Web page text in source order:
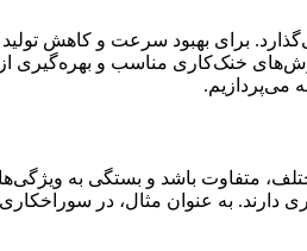
برای بهبود سرعت و کاهش
روش‌های خنک‌کاری مناسب و
می‌پردازیم.
باشد و بستگی به ویژگی‌های
به عنوان مثال، در